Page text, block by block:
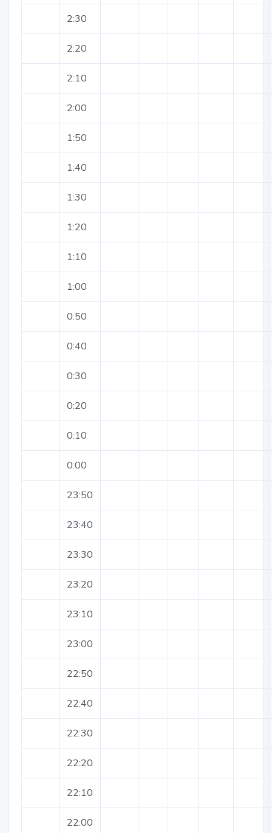
2:30
2:20
2:10
2:00
1:50
1:40
1:30
1:20
1:10
1:00
0:50
0:40
0:30
0:20
0:10
0:00
23:50
23:40
23:30
23:20
23:10
23:00
22:50
22:40
22:30
22:20
22:10
22:00